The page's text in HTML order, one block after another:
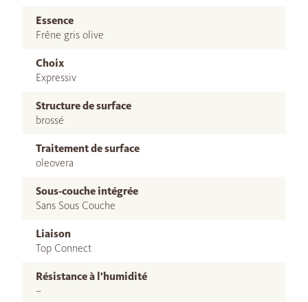
Essence
Frêne gris olive
Choix
Expressiv
Structure de surface
brossé
Traitement de surface
oleovera
Sous-couche intégrée
Sans Sous Couche
Liaison
Top Connect
Résistance à l’humidité
–